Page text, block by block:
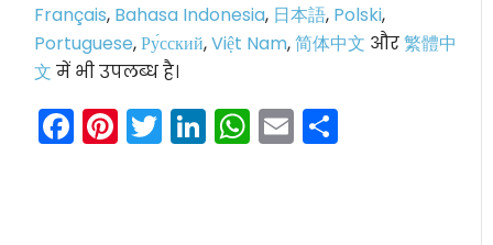
Français, Bahasa Indonesia, 日本語, Polski,
Portuguese,Ру́сский,Việt Nam,简体中文 और繁體中
文 में भी उपलब्ध है।
Facebook
Pinterest
Twitter
LinkedIn
WhatsApp
Email